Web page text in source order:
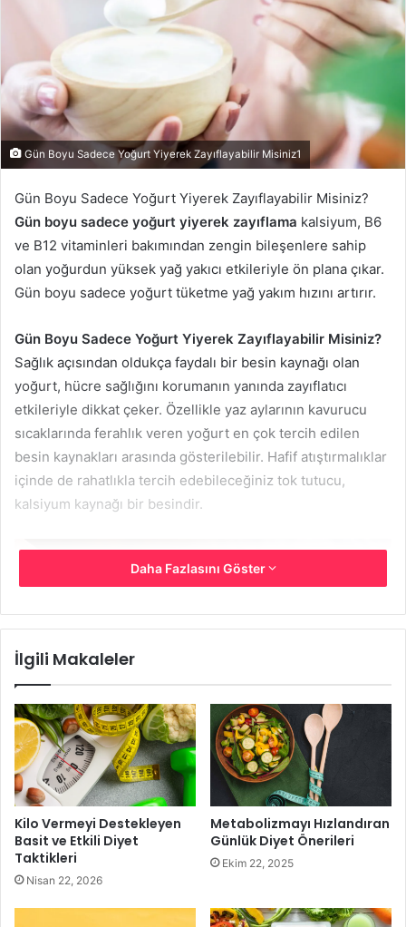
Gün Boyu Sadece Yoğurt Yiyerek Zayıflayabilir Misiniz1
Gün Boyu Sadece Yoğurt Yiyerek Zayıflayabilir Misiniz?
Gün boyu sadece yoğurt yiyerek zayıflama kalsiyum, B6
ve B12 vitaminleri bakımından zengin bileşenlere sahip
olan yoğurdun yüksek yağ yakıcı etkileriyle ön plana çıkar.
Gün boyu sadece yoğurt tüketme yağ yakım hızını artırır.
Gün Boyu Sadece Yoğurt Yiyerek Zayıflayabilir Misiniz?
Sağlık açısından oldukça faydalı bir besin kaynağı olan
yoğurt, hücre sağlığını korumanın yanında zayıflatıcı
etkileriyle dikkat çeker. Özellikle yaz aylarının kavurucu
sıcaklarında ferahlık veren yoğurt en çok tercih edilen
besin kaynakları arasında gösterilebilir. Hafif atıştırmalıklar
içinde de rahatlıkla tercih edebileceğiniz tok tutucu,
kalsiyum kaynağı bir besindir.
Gün Boyu Sadece Yoğurt Yiyerek Zayıflayabilir Misiniz
Kendi bedeninden şikâyet edenlerin tercihi olan yoğurt,
bölgesel zayıflamada özellikle göbek eritme için ideal olan
favori yiyecekler arasında yer alır. İçeriğindeki yararlı
bakteriler sağlığa pek çok olumlu etkiye sahiptir. Diyet
Daha Fazlasını Göster
İlgili Makaleler
Kilo Vermeyi Destekleyen
Basit ve Etkili Diyet
Taktikleri
Nisan 22, 2026
Metabolizmayı Hızlandıran
Günlük Diyet Önerileri
Ekim 22, 2025